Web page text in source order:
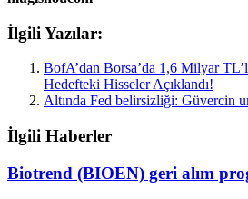
İlgili Yazılar:
BofA’dan Borsa’da 1,6 Milyar
Hedefteki Hisseler Açıklandı!
Altında Fed belirsizliği: Güvercin
İlgili Haberler
Biotrend (BIOEN) geri alım